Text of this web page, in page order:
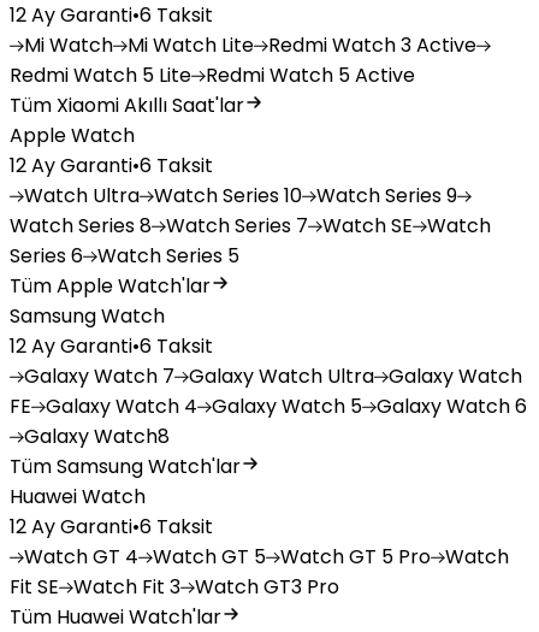
12 Ay Garanti•6 Taksit
MiWatch MiWatch Lite RedmiWatch 3 Active
RedmiWatch 5 Lite RedmiWatch 5 Active
Tüm Xiaomi Akıllı Saat'lar
Apple Watch
12 Ay Garanti•6 Taksit
Watch Ultra WatchSeries 10 WatchSeries 9
WatchSeries 8 WatchSeries 7 WatchSE Watch
Series 6 WatchSeries 5
Tüm Apple Watch'lar
Samsung Watch
12 Ay Garanti•6 Taksit
GalaxyWatch 7 GalaxyWatch Ultra GalaxyWatch
FE GalaxyWatch 4 GalaxyWatch 5 GalaxyWatch 6
GalaxyWatch8
Tüm Samsung Watch'lar
Huawei Watch
12 Ay Garanti•6 Taksit
WatchGT 4 WatchGT 5 WatchGT 5 Pro Watch
Fit SE Watch Fit 3 WatchGT3 Pro
Tüm Huawei Watch'lar